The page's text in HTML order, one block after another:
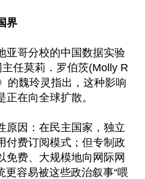
界
亚哥分校的中国数据实验
任莫莉．罗伯茨(Molly R
的魏玲灵指出，这种影响
在向全球扩散。
原因：在民主国家，独立
付费订阅模式；但专制政
免费、大规模地向网际网
更容易被这些政治叙事“喂